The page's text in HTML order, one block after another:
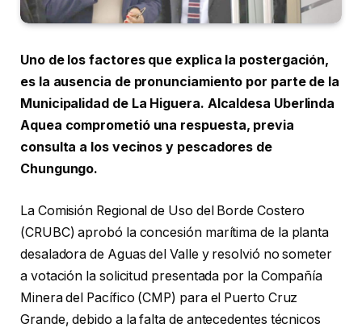
Uno de los factores que explica la postergación,
es la ausencia de pronunciamiento por parte de la
Municipalidad de La Higuera. Alcaldesa Uberlinda
Aquea comprometió una respuesta, previa
consulta a los vecinos y pescadores de
Chungungo.
La Comisión Regional de Uso del Borde Costero
(CRUBC) aprobó la concesión marítima de la planta
desaladora de Aguas del Valle y resolvió no someter
a votación la solicitud presentada por la Compañía
Minera del Pacífico (CMP) para el Puerto Cruz
Grande, debido a la falta de antecedentes técnicos